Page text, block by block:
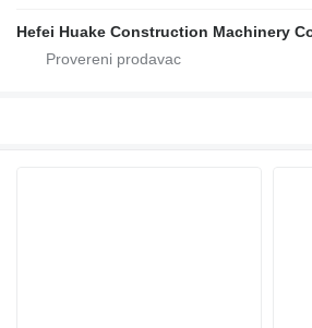
Hefei Huake Construction Machinery